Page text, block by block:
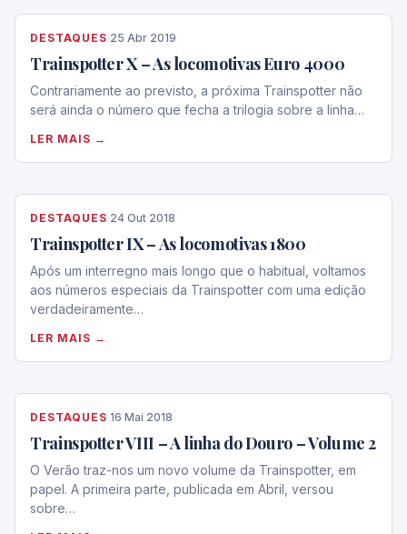
DESTAQUES·25 Abr 2019
Trainspotter X – As locomotivas Euro 4000
Contrariamente ao previsto, a próxima Trainspotter não
será ainda o número que fecha a trilogia sobre a linha…
LER MAIS →
DESTAQUES·24 Out 2018
Trainspotter IX – As locomotivas 1800
Após um interregno mais longo que o habitual, voltamos
aos números especiais da Trainspotter com uma edição
verdadeiramente…
LER MAIS →
DESTAQUES·16 Mai 2018
Trainspotter VIII – A linha do Douro – Volume 2
O Verão traz-nos um novo volume da Trainspotter, em
papel. A primeira parte, publicada em Abril, versou
sobre…